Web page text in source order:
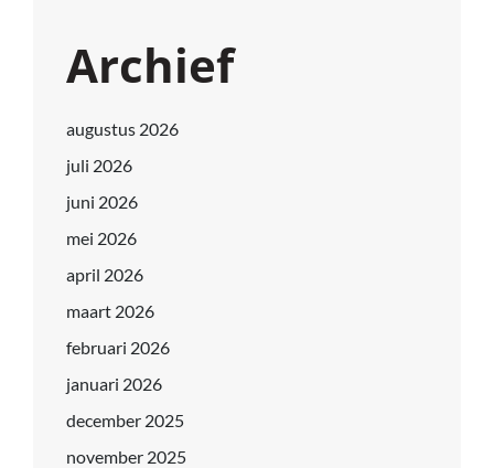
Archief
augustus 2026
juli 2026
juni 2026
mei 2026
april 2026
maart 2026
februari 2026
januari 2026
december 2025
november 2025